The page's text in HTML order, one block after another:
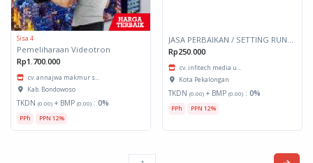
Sisa 4
Pemeliharaan Videotron
Rp1.700.000
cv. annajwa makmur s...
Kab. Bondowoso
TKDN (0.00) + BMP (0.00) : 0%
PPh PPN 12%
JASA PERBAIKAN / SETTING RUNNING TEXT
Rp250.000
cv. infitech media u...
Kota Pekalongan
TKDN (0.00) + BMP (0.00) : 0%
PPh PPN 12%